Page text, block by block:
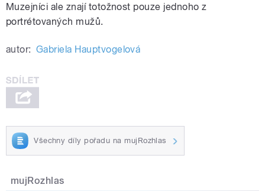
Muzejníci ale znají totožnost pouze jednoho z
portrétovaných mužů.
autor: Gabriela Hauptvogelová
Všechny díly pořadu na mujRozhlas
mujRozhlas